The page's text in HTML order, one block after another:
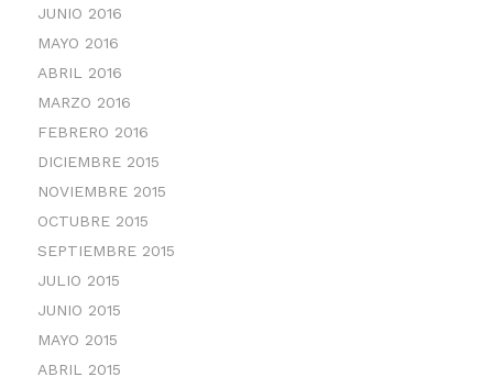
JUNIO 2016
MAYO 2016
ABRIL 2016
MARZO 2016
FEBRERO 2016
DICIEMBRE 2015
NOVIEMBRE 2015
OCTUBRE 2015
SEPTIEMBRE 2015
JULIO 2015
JUNIO 2015
MAYO 2015
ABRIL 2015